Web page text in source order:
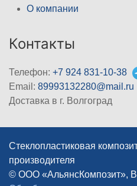
О компании
Контакты
Телефон: +7 924 831-10-38
Email: 89993132280@mail.ru
Доставка в г. Волгоград
Стеклопластиковая
производителя
© ООО «АльянсКомпозит»,